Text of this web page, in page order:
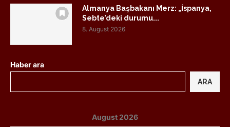
Almanya Başbakanı Merz: „İspanya,
Sebte’deki durumu...
8. August 2026
Haber ara
ARA
August 2026